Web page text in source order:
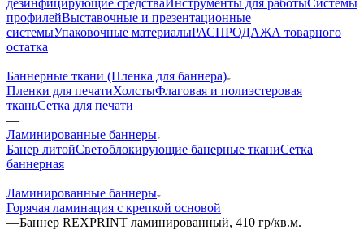
профилейВыставочные и презентационные
системыУпаковочные материалыРАСПРОДАЖА товарного
остатка
—
Баннерные ткани (Пленка для баннера)
Пленки для печатиХолстыФлаговая и полиэстеровая
тканьСетка для печати
—
Ламинированные баннеры
Банер литойСветоблокирующие банерные тканиСетка
баннерная
—
Ламинированные баннеры
Горячая ламинация с крепкой основой
—Баннер REXPRINT ламинированный, 410 гр/кв.м.